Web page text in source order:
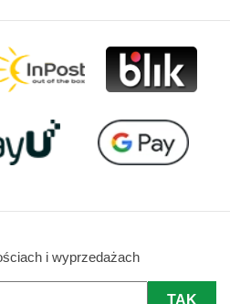
i wyprzedażach